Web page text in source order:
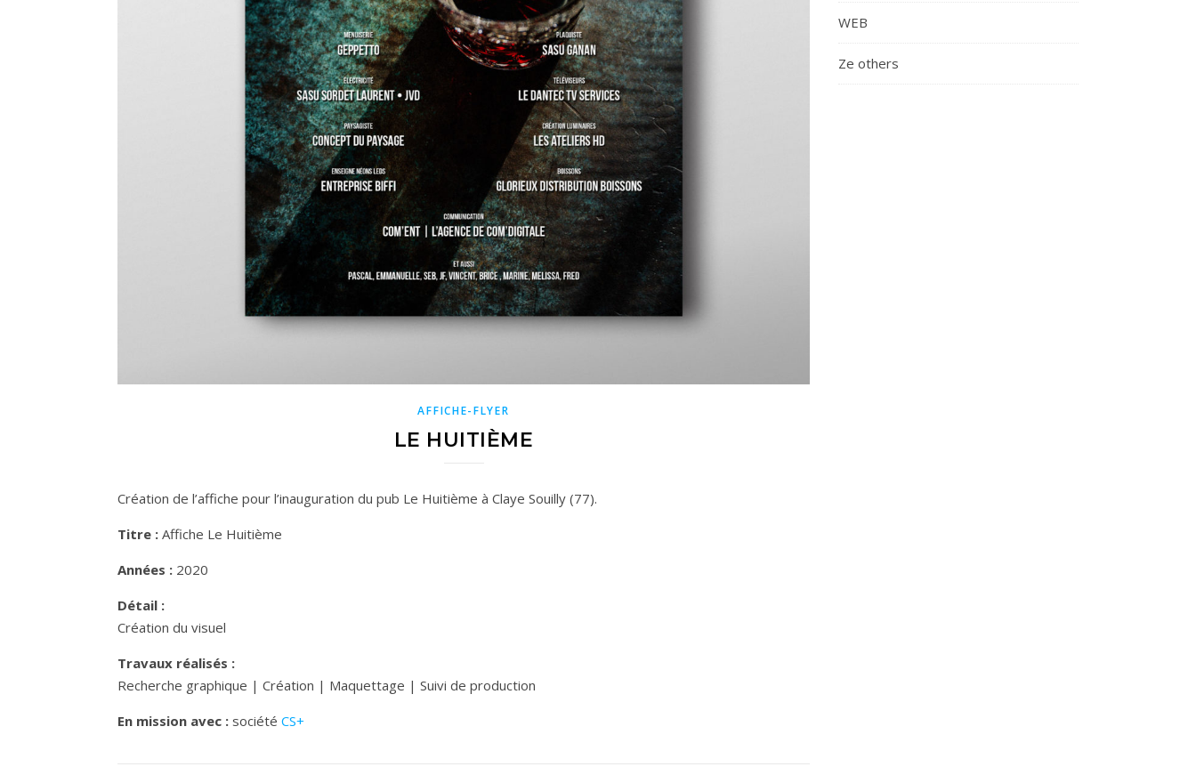
AFFICHE-FLYER
LE HUITIÈME
Création de l’affiche pour l’inauguration du pub Le Huitième à Claye Souilly (77).
Titre : Affiche Le Huitième
Années : 2020
Détail :
Création du visuel
Travaux réalisés :
Recherche graphique | Création | Maquettage | Suivi de production
En mission avec : société CS+
WEB
Ze others